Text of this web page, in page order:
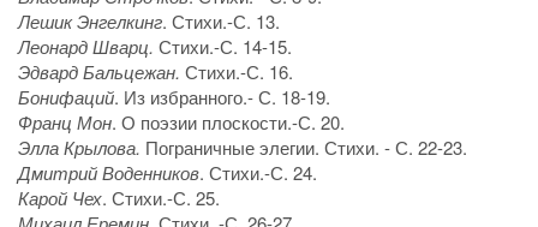
Лешик Энгелкинг. Стихи.-С. 13.
Леонард Шварц. Стихи.-С. 14-15.
Эдвард Бальцежан. Стихи.-С. 16.
Бонифаций. Из избранного.- С. 18-19.
Франц Мон. О поэзии плоскости.-С. 20.
Элла Крылова. Пограничные элегии. Стихи. - С. 22-23.
Дмитрий Воденников. Стихи.-С. 24.
Карой Чех. Стихи.-С. 25.